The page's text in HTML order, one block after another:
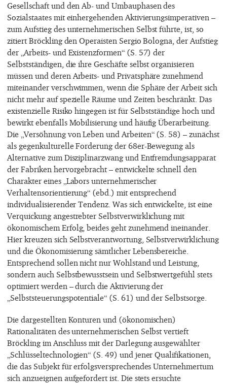
Gesellschaft und den Ab- und Umbauphasen des
Sozialstaates mit einhergehenden Aktivierungsimperativen –
zum Aufstieg des unternehmerischen Selbst führte, ist, so
zitiert Bröckling den Operaisten Sergio Bologna, der Aufstieg
der „Arbeits- und Existenzformen“ (S. 57) der
Selbstständigen, die ihre Geschäfte selbst organisieren
müssen und deren Arbeits- und Privatsphäre zunehmend
miteinander verschwimmen, wenn die Sphäre der Arbeit sich
nicht mehr auf spezielle Räume und Zeiten beschränkt. Das
existenzielle Risiko hingegen ist für Selbstständige hoch und
bewirkt ebenfalls Mobilisierung und häufig Überarbeitung.
Die „Versöhnung von Leben und Arbeiten“ (S. 58) – zunächst
als gegenkulturelle Forderung der 68er-Bewegung als
Alternative zum Disziplinarzwang und Entfremdungsapparat
der Fabriken hervorgebracht – entwickelte schnell den
Charakter eines „Labors unternehmerischer
Verhaltensorientierung“ (ebd.) mit entsprechend
individualisierender Tendenz. Was sich entwickelte, ist eine
Verquickung angestrebter Selbstverwirklichung mit
ökonomischem Erfolg, beides geht zunehmend ineinander.
Hier kreuzen sich Selbstverantwortung, Selbstverwirklichung
und die Ökonomisierung sämtlicher Lebensbereiche.
Entsprechend sollen nicht nur Wohlstand und Leistung,
sondern auch Selbstbewusstsein und Selbstwertgefühl stets
optimiert werden – durch die Aktivierung der
„Selbststeuerungspotentiale“ (S. 61) und der Selbstsorge.
Die dargestellten Konturen und (ökonomischen)
Rationalitäten des unternehmerischen Selbst vertieft
Bröckling im Anschluss mit der Darlegung ausgewählter
„Schlüsseltechnologien“ (S. 49) und jener Qualifikationen,
die das Subjekt für erfolgsversprechendes Unternehmertum
sich anzueignen aufgefordert ist. Die stets ersuchte